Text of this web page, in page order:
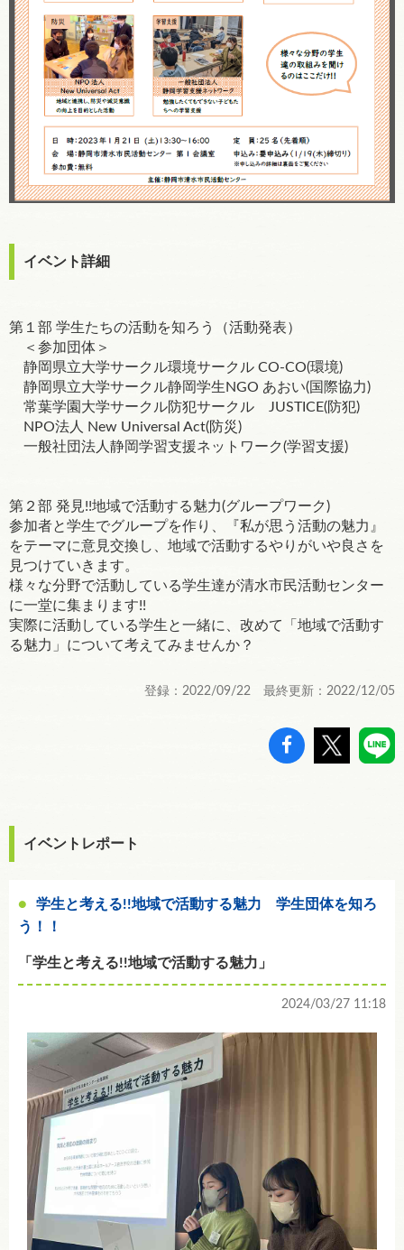
イベント詳細
第１部 学生たちの活動を知ろう（活動発表）
＜参加団体＞
静岡県立大学サークル環境サークル CO-CO(環境)
静岡県立大学サークル静岡学生NGO あおい(国際協力)
常葉学園大学サークル防犯サークル JUSTICE(防犯)
NPO法人 New Universal Act(防災)
一般社団法人静岡学習支援ネットワーク(学習支援)
第２部 発見!!地域で活動する魅力(グループワーク)
参加者と学生でグループを作り、『私が思う活動の魅力』
をテーマに意見交換し、地域で活動するやりがいや良さを
見つけていきます。
様々な分野で活動している学生達が清水市民活動センター
に一堂に集まります!!
実際に活動している学生と一緒に、改めて「地域で活動す
る魅力」について考えてみませんか？
登録：2022/09/22 最終更新：2022/12/05
イベントレポート
学生と考える!!地域で活動する魅力 学生団体を知ろ
う！！
「学生と考える!!地域で活動する魅力」
2024/03/27 11:18